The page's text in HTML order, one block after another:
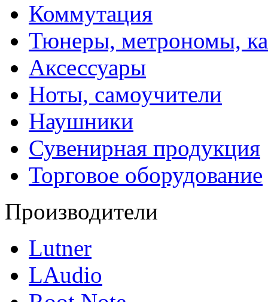
Коммутация
Тюнеры, метрономы,
Аксессуары
Ноты, самоучители
Наушники
Сувенирная продукция
Торговое оборудование
Производители
Lutner
LAudio